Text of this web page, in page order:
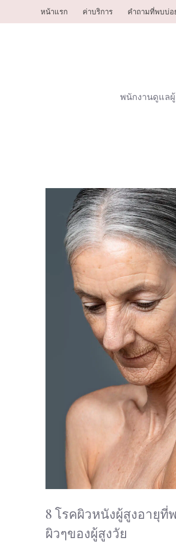
to
หน้าแรก ค่าบริการ คำถามที่พบบ่อ
พนักงานดูแล
8 โรคผิวหนังผู้สูงอายุที่
ผิวๆของผู้สูงวัย